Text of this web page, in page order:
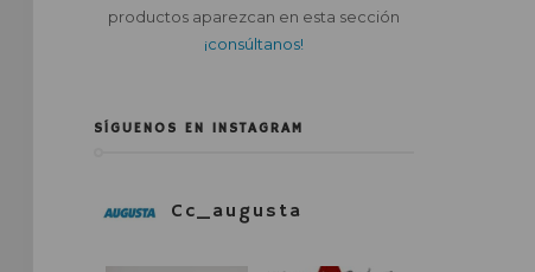
productos aparezcan en esta sección
¡consúltanos!
SÍGUENOS EN INSTAGRAM
Cc_augusta